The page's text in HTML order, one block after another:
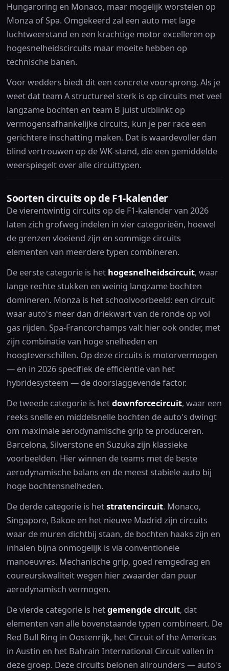
Hungaroring en Monaco, maar mogelijk worstelen op
Monza of Spa. Omgekeerd zal een auto met lage
luchtweerstand en een krachtige motor excelleren op
hogesnelheidscircuits maar moeite hebben op
technische banen.
Voor wedders biedt dit een concrete voorsprong. Als je
weet dat team A structureel sterk is op circuits met veel
langzame bochten en team B juist uitblinkt op
vermogensafhankelijke circuits, kun je per race een
gerichtere inschatting maken. Dat is waardevoller dan
blind vertrouwen op de WK-stand, die een gemiddelde
weerspiegelt over alle circuittypen.
Soorten circuits op de F1-kalender
De vierentwintig circuits op de F1-kalender van 2026
laten zich grofweg indelen in vier categorieën, hoewel
de grenzen vloeiend zijn en sommige circuits
elementen van meerdere typen combineren.
De eerste categorie is het hogesnelheidscircuit, waar
lange rechte stukken en weinig langzame bochten
domineren. Monza is het schoolvoorbeeld: een circuit
waar auto's meer dan driekwart van de ronde op vol
gas rijden. Spa-Francorchamps valt hier ook onder, met
zijn combinatie van hoge snelheden en
hoogteverschillen. Op deze circuits is motorvermogen
— en in 2026 specifiek de efficiëntie van het
hybridesysteem — de doorslaggevende factor.
De tweede categorie is hetdownforcecircuit, waar een
reeks snelle en middelsnelle bochten de auto's dwingt
om maximale aerodynamische grip te produceren.
Barcelona, Silverstone en Suzuka zijn klassieke
voorbeelden. Hier winnen de teams met de beste
aerodynamische balans en de meest stabiele auto bij
hoge bochtensnelheden.
De derde categorie is hetstratencircuit. Monaco,
Singapore, Bakoe en het nieuwe Madrid zijn circuits
waar de muren dichtbij staan, de bochten haaks zijn en
inhalen bijna onmogelijk is via conventionele
manoeuvres. Mechanische grip, goed remgedrag en
coureurskwaliteit wegen hier zwaarder dan puur
aerodynamisch vermogen.
De vierde categorie is hetgemengde circuit, dat
elementen van alle bovenstaande typen combineert. De
Red Bull Ring in Oostenrijk, het Circuit of the Americas
in Austin en het Bahrain International Circuit vallen in
deze groep. Deze circuits belonen allrounders — auto's